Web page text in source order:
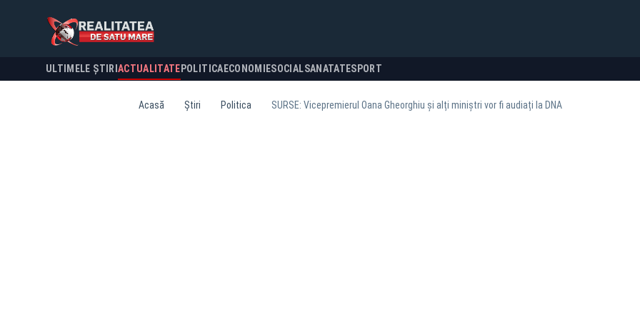
ULTIMELE ȘTIRI ACTUALITATE POLITICA ECONOMIESOCIALSANATATESPORT
Acasă Știri Politica SURSE: Vicepremierul Oana Gheorghiu și alți miniștri vor fi audiați la DNA